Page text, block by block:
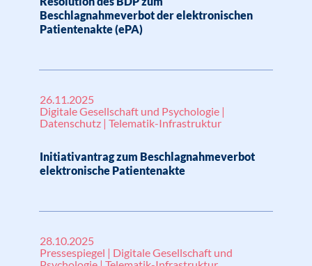
Beschlagnahmeverbot der elektronischen
Patientenakte (ePA)
26.11.2025
Digitale Gesellschaft und Psychologie |
Datenschutz | Telematik-Infrastruktur
Initiativantrag zum Beschlagnahmeverbot
elektronische Patientenakte
28.10.2025
Pressespiegel | Digitale Gesellschaft und